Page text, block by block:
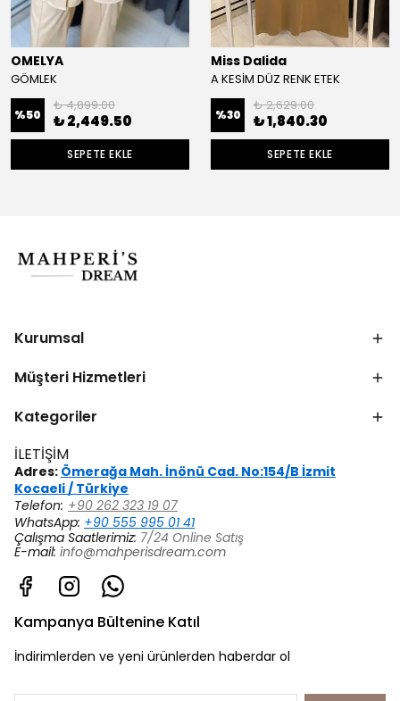
OMELYA
GÖMLEK
%50
₺ 4,899.00
₺ 2,449.50
SEPETE EKLE
Miss Dalida
A KESİM DÜZ RENK ETEK
%30
₺ 2,629.00
₺ 1,840.30
SEPETE EKLE
Kurumsal
Müşteri Hizmetleri
Kategoriler
İLETİŞİM
Adres: Ömerağa Mah. İnönü Cad. No:154/B İzmit
Kocaeli / Türkiye
Telefon: +90 262 323 19 07
WhatsApp: +90 555 995 01 41
Çalışma Saatlerimiz: 7/24 Online Satış
E-mail: info@mahperisdream.com
Kampanya Bültenine Katıl
İndirimlerden ve yeni ürünlerden haberdar ol